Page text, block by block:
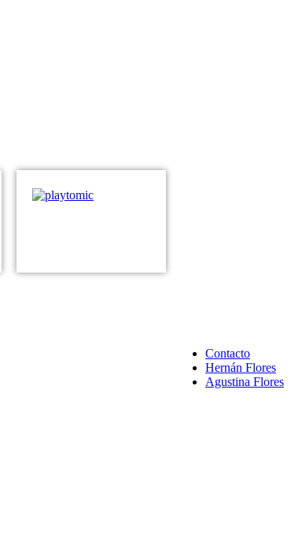
Contacto
Hernán Flores
Agustina Flores